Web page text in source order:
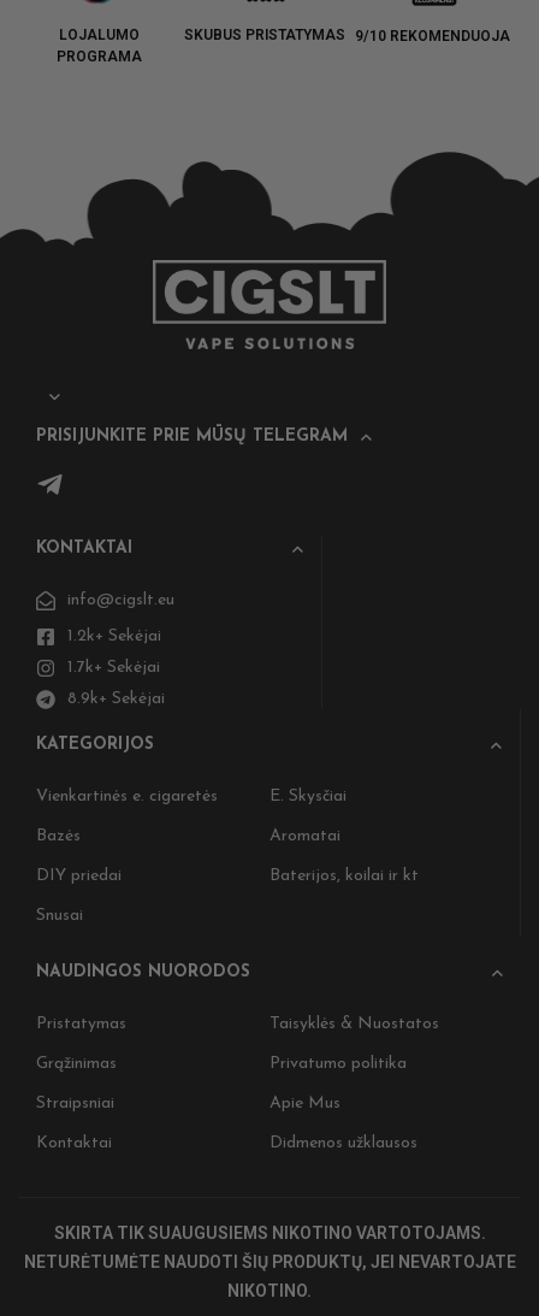
LOJALUMO
PROGRAMA
SKUBUS PRISTATYMAS 9/10 REKOMENDUOJA
PRISIJUNKITE PRIE MŪSŲ TELEGRAM
KONTAKTAI
info@cigslt.eu
1.2k+ Sekėjai
1.7k+ Sekėjai
8.9k+ Sekėjai
KATEGORIJOS
Vienkartinės e. cigaretės E. Skysčiai
Bazės Aromatai
DIY priedai Baterijos, koilai ir kt
Snusai
NAUDINGOS NUORODOS
Pristatymas Taisyklės & Nuostatos
Grąžinimas Privatumo politika
Straipsniai Apie Mus
Kontaktai Didmenos užklausos
SKIRTA TIK SUAUGUSIEMS NIKOTINO VARTOTOJAMS.
NETURĖTUMĖTE NAUDOTI ŠIŲ PRODUKTŲ, JEI NEVARTOJATE
NIKOTINO.
naujienas 🎉
pirkiniui, ankstyvą
specialius CIGSLT